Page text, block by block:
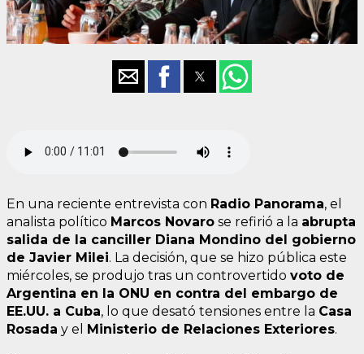
En una reciente entrevista con Radio Panorama, el
analista político Marcos Novaro se refirió a la abrupta
salida de la canciller Diana Mondino del gobierno
de Javier Milei. La decisión, que se hizo pública este
miércoles, se produjo tras un controvertido voto de
Argentina en la ONU en contra del embargo de
EE.UU. a Cuba, lo que desató tensiones entre la Casa
Rosada y el Ministerio de Relaciones Exteriores.